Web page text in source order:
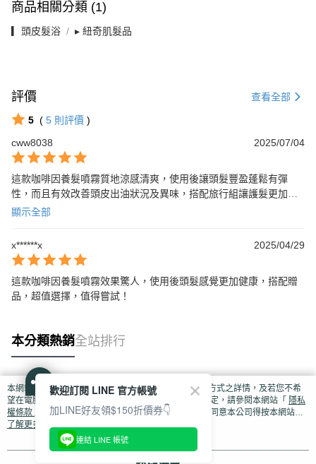
商品相關分類 (1)
▎頭皮髮浴 ▸ 紐奇肌髮品
評價 查看全部
5 ( 5 則評價 )
cww8038
2025/07/04
這款咖啡因養髮噴霧質地涼感清爽，使用後讓頭髮豐盈蓬鬆有彈
性，而且有效改善頭皮出油狀況及異味，搭配旅行組讓護髮更加便
捷，已回購數次 是不可或缺的必備良品！真心推薦！
顯示全部
x******x 2025/04/29
這款咖啡因養髮噴霧效果驚人，使用後頭髮感覺更加健康，搭配贈
品，超值選擇，值得嘗試！
本分類熱銷全站排行
熱門標籤
本網站中使用 cookie，欲查詢有關本網站使用 cookie 方式之詳情，及若您不希
望在電腦上使用 cookie 時應如何變更電腦的 cookie 設定，請參閱本網站「 隱私
權條款
」之 Cookie 聲明。您繼續使用本網站即表示您同意本公司得按本網站使
用條款之 Cookie 聲明使用 cookie。
了解更多 >
歡迎訂閱 LINE 官方帳號
加LINE好友領$150折價券👇
連結 LINE 帳號